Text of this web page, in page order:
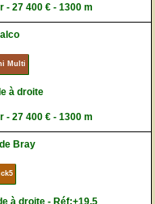
- 27 400 € - 1300 m
Multi
à droite
- 27 400 € - 1300 m
Bray
à droite - Réf:+19,5